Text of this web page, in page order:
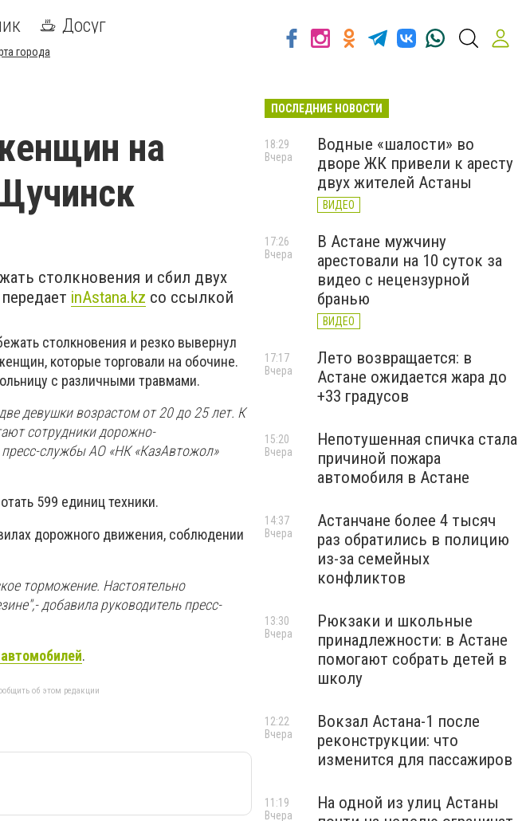
Досуг
города
на
столкновения и сбил двух
inAstana.kz со ссылкой
столкновения и резко вывернул
которые торговали на обочине.
с различными травмами.
девушки возрастом от 20 до 25 лет. К
сотрудники дорожно-
пресс-службы АО «НК «КазАвтожол»
599 единиц техники.
дорожного движения, соблюдении
торможение. Настоятельно
добавила руководитель пресс-
.
об этом редакции
ПОСЛЕДНИЕ НОВОСТИ
Водные «шалости» во
дворе ЖК привели к аресту
двух жителей Астаны
ВИДЕО
18:29
Вчера
В Астане мужчину
арестовали на 10 суток за
видео с нецензурной
бранью
ВИДЕО
17:26
Вчера
Лето возвращается: в
Астане ожидается жара до
+33 градусов
17:17
Вчера
Непотушенная спичка стала
причиной пожара
автомобиля в Астане
15:20
Вчера
Астанчане более 4 тысяч
раз обратились в полицию
из-за семейных
конфликтов
14:37
Вчера
Рюкзаки и школьные
принадлежности: в Астане
помогают собрать детей в
школу
13:30
Вчера
Вокзал Астана-1 после
реконструкции: что
изменится для пассажиров
12:22
Вчера
На одной из улиц Астаны
11:19
Вчера